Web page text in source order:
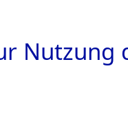
Nutzung